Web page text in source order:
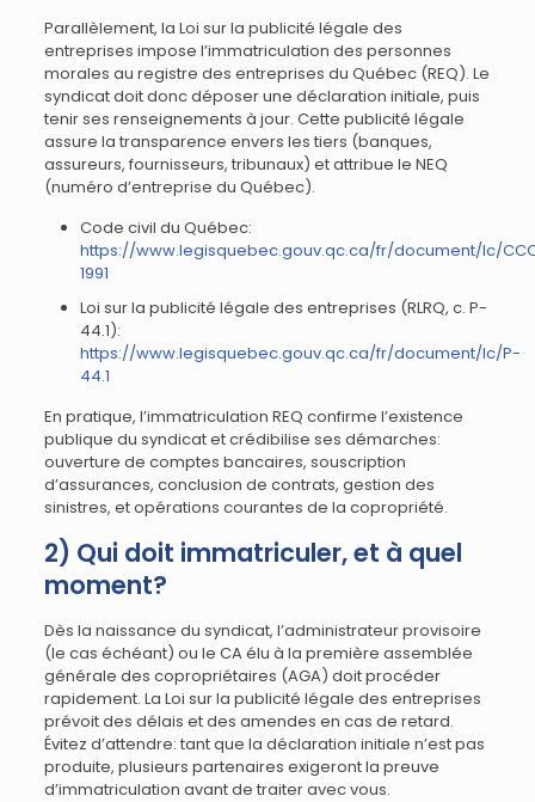
Parallèlement, la Loi sur la publicité légale des
entreprises impose l’immatriculation des personnes
morales au registre des entreprises du Québec (REQ). Le
syndicat doit donc déposer une déclaration initiale, puis
tenir ses renseignements à jour. Cette publicité légale
assure la transparence envers les tiers (banques,
assureurs, fournisseurs, tribunaux) et attribue le NEQ
(numéro d’entreprise du Québec).
Code civil du Québec:
https://www.legisquebec.gouv.qc.ca/fr/document/lc/
1991
Loi sur la publicité légale des entreprises (RLRQ, c. P-
44.1):
https://www.legisquebec.gouv.qc.ca/fr/document/lc/P-
44.1
En pratique, l’immatriculation REQ confirme l’existence
publique du syndicat et crédibilise ses démarches:
ouverture de comptes bancaires, souscription
d’assurances, conclusion de contrats, gestion des
sinistres, et opérations courantes de la copropriété.
2) Qui doit immatriculer, et à quel
moment?
Dès la naissance du syndicat, l’administrateur provisoire
(le cas échéant) ou le CA élu à la première assemblée
générale des copropriétaires (AGA) doit procéder
rapidement. La Loi sur la publicité légale des entreprises
prévoit des délais et des amendes en cas de retard.
Évitez d’attendre: tant que la déclaration initiale n’est pas
produite, plusieurs partenaires exigeront la preuve
d’immatriculation avant de traiter avec vous.